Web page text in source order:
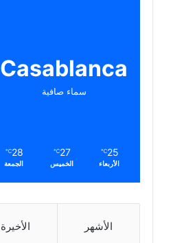
Casablanca
سماء صافية
25
℃
الأربعاء
27
℃
الخميس
28
℃
الجمعة
الأشهر الأخيرة